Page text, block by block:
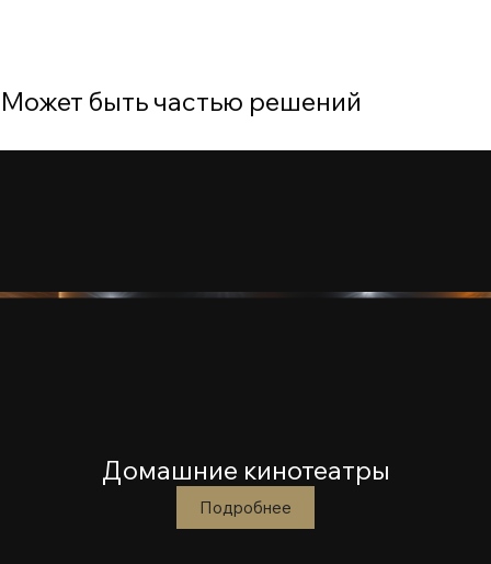
Может быть частью решений
Домашние кинотеатры
Подробнее